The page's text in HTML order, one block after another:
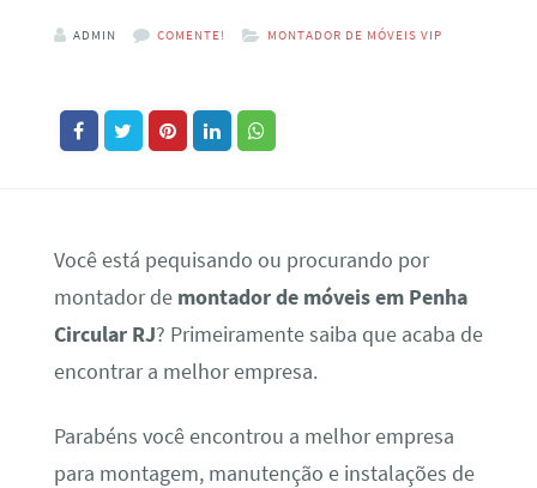
ADMIN COMENTE! MONTADOR DE MÓVEIS VIP
Você está pequisando ou procurando por
montador de montador de móveis em Penha
Circular RJ? Primeiramente saiba que acaba de
encontrar a melhor empresa.
Parabéns você encontrou a melhor empresa
para montagem, manutenção e instalações de